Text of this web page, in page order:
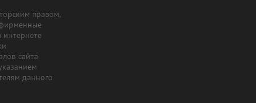
правом,
интернете
сайта
данного